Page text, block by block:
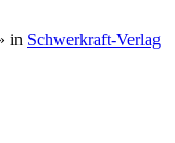
in Schwerkraft-Verlag